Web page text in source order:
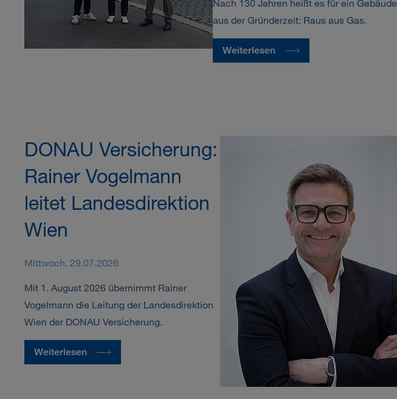
Nach 130 Jahren heißt es für ein Gebäude
aus der Gründerzeit: Raus aus Gas.
Weiterlesen
DONAU Versicherung:
Rainer Vogelmann
leitet Landesdirektion
Wien
Mittwoch, 29.07.2026
Mit 1. August 2026 übernimmt Rainer
Vogelmann die Leitung der Landesdirektion
Wien der DONAU Versicherung.
Weiterlesen